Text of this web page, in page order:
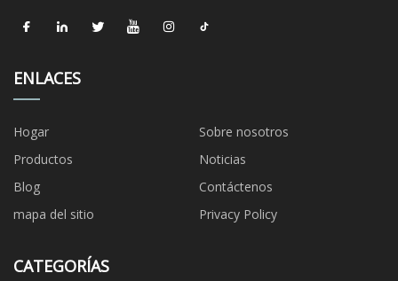
ENLACES
Hogar
Sobre nosotros
Productos
Noticias
Blog
Contáctenos
mapa del sitio
Privacy Policy
CATEGORÍAS